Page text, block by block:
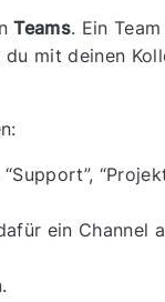
Teams. Ein
mit deinen
ein Channel